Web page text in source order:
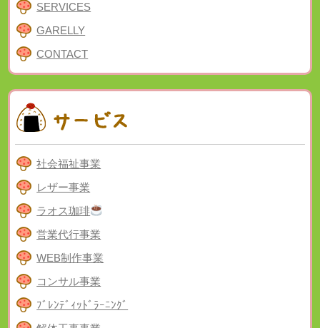
SERVICES
GARELLY
CONTACT
社会福祉事業
レザー事業
ラオス珈琲
営業代行事業
WEB制作事業
コンサル事業
ﾌﾞﾚﾝﾃﾞｨｯﾄﾞﾗｰﾆﾝｸﾞ